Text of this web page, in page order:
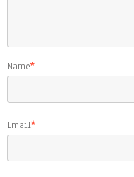
Name*
Email*